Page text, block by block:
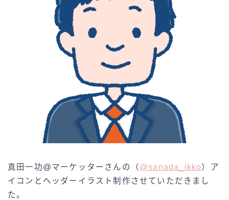
真田一功@マーケッターさんの（ @sanada_ikko）ア
イコンとヘッダーイラスト制作させていただきまし
た。